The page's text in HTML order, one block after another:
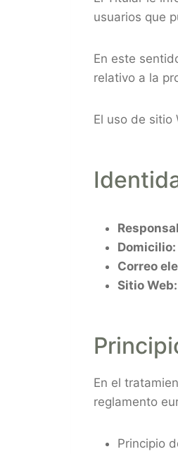
usuarios que
En este
relativo a la
El uso de sitio
Domicilio:
Correo
Sitio Web:
En el
reglamento
Principio